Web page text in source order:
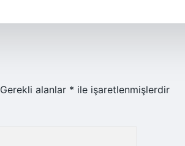
Gerekli alanlar * ile işaretlenmişlerdir